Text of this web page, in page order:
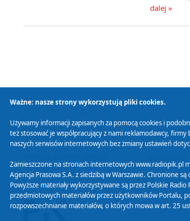
dalej »
Polityka Prywatności Zasady
osobowych
Ważne: nasze strony wykorzystują pliki cookies.
Używamy informacji zapisanych za pomocą cookies i
też stosować je współpracujący z nami reklamodawcy,
naszych serwisów internetowych bez zmiany ustawień
Zamieszczone na stronach internetowych www.radiopik.pl
Agencja Prasowa S.A. z siedzibą w Warszawie. Chronione
Powyższe materiały wykorzystywane są przez Polskie
przedmiotowych materiałów przez użytkowników Portalu,
rozpowszechnianie materiałów, o których mowa w art. 25